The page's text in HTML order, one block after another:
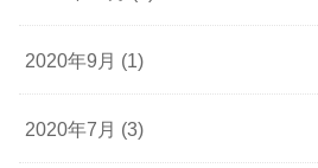
2020年9月 (1)
2020年7月 (3)